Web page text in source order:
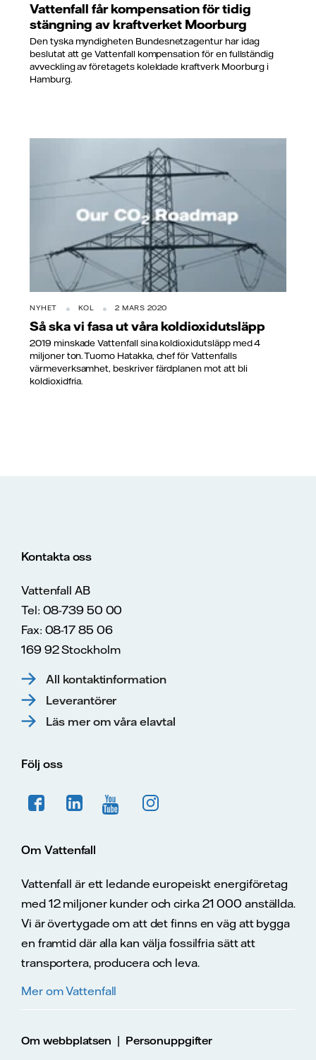
Vattenfall får kompensation för tidig
stängning av kraftverket Moorburg
Den tyska myndigheten Bundesnetzagentur har idag
beslutat att ge Vattenfall kompensation för en fullständig
avveckling av företagets koleldade kraftverk Moorburg i
Hamburg.
NYHET KOL 2 MARS 2020
Så ska vi fasa ut våra koldioxidutsläpp
2019 minskade Vattenfall sina koldioxidutsläpp med 4
miljoner ton. Tuomo Hatakka, chef för Vattenfalls
värmeverksamhet, beskriver färdplanen mot att bli
koldioxidfria.
Kontakta oss
Vattenfall AB
Tel: 08-739 50 00
Fax: 08-17 85 06
169 92 Stockholm
All kontaktinformation
Leverantörer
Läs mer om våra elavtal
Följ oss
Om Vattenfall
Vattenfall är ett ledande europeiskt energiföretag
med 12 miljoner kunder och cirka 21 000 anställda.
Vi är övertygade om att det finns en väg att bygga
en framtid där alla kan välja fossilfria sätt att
transportera, producera och leva.
Mer om Vattenfall
Om webbplatsen | Personuppgifter